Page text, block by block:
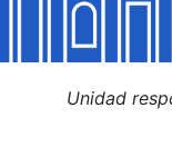
Mostrar/
Mostrar/
Unidad